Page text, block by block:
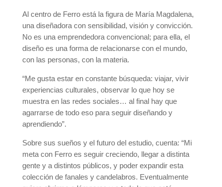
Al centro de Ferro está la figura de María Magdalena,
una diseñadora con sensibilidad, visión y convicción.
No es una emprendedora convencional; para ella, el
diseño es una forma de relacionarse con el mundo,
con las personas, con la materia.
“Me gusta estar en constante búsqueda: viajar, vivir
experiencias culturales, observar lo que hoy se
muestra en las redes sociales… al final hay que
agarrarse de todo eso para seguir diseñando y
aprendiendo”.
Sobre sus sueños y el futuro del estudio, cuenta: “Mi
meta con Ferro es seguir creciendo, llegar a distinta
gente y a distintos públicos, y poder expandir esta
colección de fanales y candelabros. Eventualmente